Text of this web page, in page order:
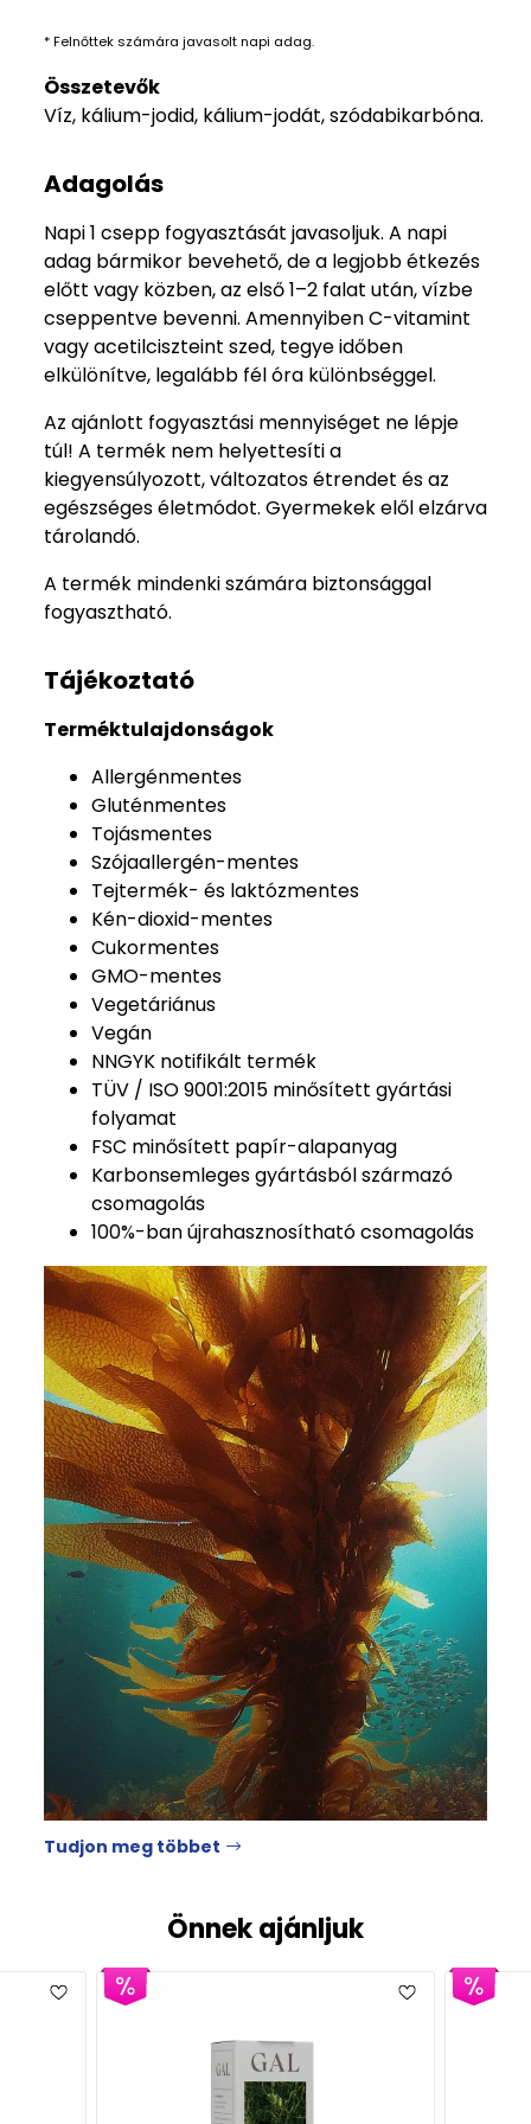
* Felnőttek számára javasolt napi adag.
Összetevők
Víz, kálium-jodid, kálium-jodát, szódabikarbóna.
Adagolás
Napi 1 csepp fogyasztását javasoljuk. A napi
adag bármikor bevehető, de a legjobb étkezés
előtt vagy közben, az első 1–2 falat után, vízbe
cseppentve bevenni. Amennyiben C-vitamint
vagy acetilciszteint szed, tegye időben
elkülönítve, legalább fél óra különbséggel.
Az ajánlott fogyasztási mennyiséget ne lépje
túl! A termék nem helyettesíti a
kiegyensúlyozott, változatos étrendet és az
egészséges életmódot. Gyermekek elől elzárva
tárolandó.
A termék mindenki számára biztonsággal
fogyasztható.
Tájékoztató
Terméktulajdonságok
Allergénmentes
Gluténmentes
Tojásmentes
Szójaallergén-mentes
Tejtermék- és laktózmentes
Kén-dioxid-mentes
Cukormentes
GMO-mentes
Vegetáriánus
Vegán
NNGYK notifikált termék
TÜV / ISO 9001:2015 minősített gyártási
folyamat
FSC minősített papír-alapanyag
Karbonsemleges gyártásból származó
csomagolás
100%-ban újrahasznosítható csomagolás
Tudjon meg többet
Önnek ajánljuk